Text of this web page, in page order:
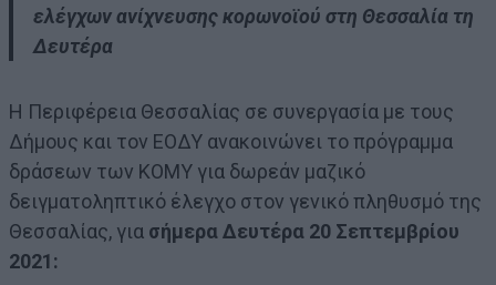
ελέγχων ανίχνευσης κορωνοϊού στη Θεσσαλία τη
Δευτέρα
Η Περιφέρεια Θεσσαλίας σε συνεργασία με τους
Δήμους και τον ΕΟΔΥ ανακοινώνει το πρόγραμμα
δράσεων των ΚΟΜΥ για δωρεάν μαζικό
δειγματοληπτικό έλεγχο στον γενικό πληθυσμό της
Θεσσαλίας, για σήμερα Δευτέρα 20 Σεπτεμβρίου
2021: